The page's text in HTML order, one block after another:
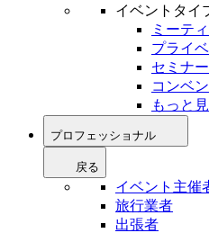
イベントタイ
ミーテ
プライ
セミナー
コンベ
もっと
プロフェッショナル
戻る
イベント主催
旅行業者
出張者